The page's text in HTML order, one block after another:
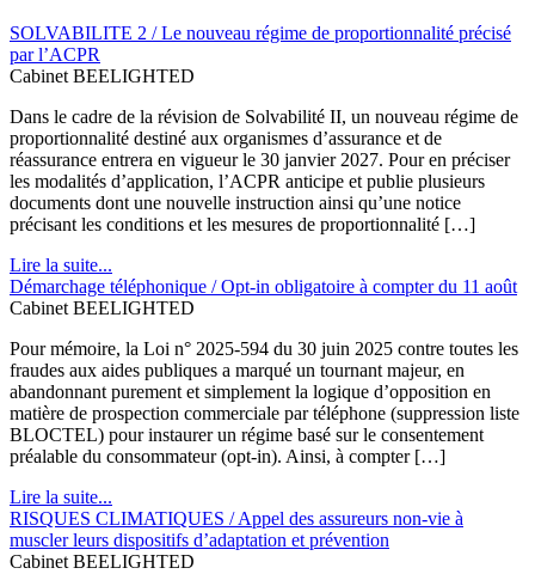
SOLVABILITE 2 / Le nouveau régime de proportionnalité précisé
par l’ACPR
Cabinet BEELIGHTED
Dans le cadre de la révision de Solvabilité II, un nouveau régime de
proportionnalité destiné aux organismes d’assurance et de
réassurance entrera en vigueur le 30 janvier 2027. Pour en préciser
les modalités d’application, l’ACPR anticipe et publie plusieurs
documents dont une nouvelle instruction ainsi qu’une notice
précisant les conditions et les mesures de proportionnalité […]
Lire la suite...
Démarchage téléphonique / Opt-in obligatoire à compter du 11 août
Cabinet BEELIGHTED
Pour mémoire, la Loi n° 2025-594 du 30 juin 2025 contre toutes les
fraudes aux aides publiques a marqué un tournant majeur, en
abandonnant purement et simplement la logique d’opposition en
matière de prospection commerciale par téléphone (suppression liste
BLOCTEL) pour instaurer un régime basé sur le consentement
préalable du consommateur (opt-in). Ainsi, à compter […]
Lire la suite...
RISQUES CLIMATIQUES / Appel des assureurs non-vie à
muscler leurs dispositifs d’adaptation et prévention
Cabinet BEELIGHTED